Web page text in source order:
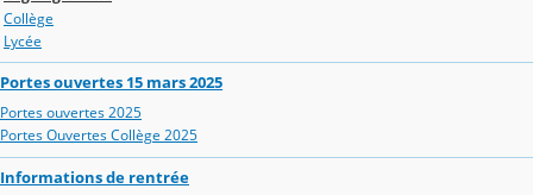
Collège
Lycée
Portes ouvertes 15 mars 2025
Portes ouvertes 2025
Portes Ouvertes Collège 2025
Informations de rentrée